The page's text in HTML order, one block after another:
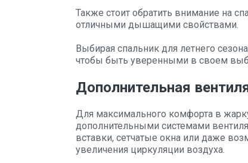
Также стоит обратить внимание на
отличными дышащими свойствами.
Выбирая спальник для летнего
чтобы быть уверенными в своем
Дополнительная
Для максимального комфорта в
дополнительными системами
вставки, сетчатые окна или даже
увеличения циркуляции воздуха.